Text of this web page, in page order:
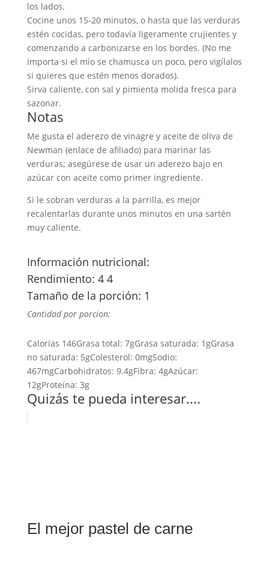
los lados.
Cocine unos 15-20 minutos, o hasta que las verduras
estén cocidas, pero todavía ligeramente crujientes y
comenzando a carbonizarse en los bordes. (No me
importa si el mío se chamusca un poco, pero vigílalos
si quieres que estén menos dorados).
Sirva caliente, con sal y pimienta molida fresca para
sazonar.
Notas
Me gusta el aderezo de vinagre y aceite de oliva de
Newman (enlace de afiliado) para marinar las
verduras; asegúrese de usar un aderezo bajo en
azúcar con aceite como primer ingrediente.
Si le sobran verduras a la parrilla, es mejor
recalentarlas durante unos minutos en una sartén
muy caliente.
Información nutricional:
Rendimiento: 4 4
Tamaño de la porción: 1
Cantidad por porcion:
Calorías 146Grasa total: 7gGrasa saturada: 1gGrasa
no saturada: 5gColesterol: 0mgSodio:
467mgCarbohidratos: 9.4gFibra: 4gAzúcar:
12gProteína: 3g
Quizás te pueda interesar....
El mejor pastel de carne